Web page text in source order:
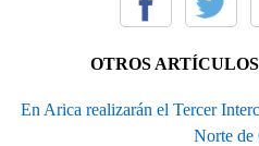
OTROS
En Arica realizarán el Tercer
Norte de